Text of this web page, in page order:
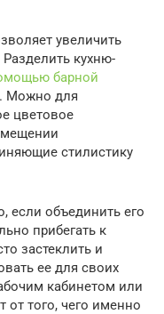
увеличить
кухню-
барной
Можно для
цветовое
стилистику
если объединить его
прибегать к
застеклить и
ее для своих
кабинетом или
от того, чего именно